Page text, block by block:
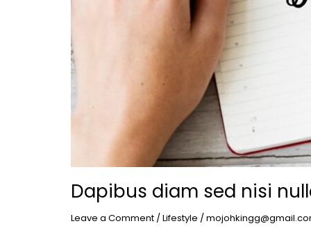
Dapibus diam sed nisi
Leave a Comment /Lifestyle /